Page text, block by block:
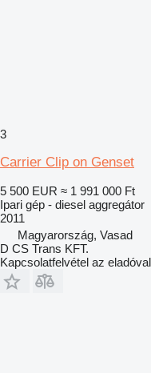
3
Carrier Clip on Genset
5 500 EUR ≈ 1 991 000 Ft
Ipari gép - diesel aggregátor
2011
Magyarország, Vasad
D CS Trans KFT.
Kapcsolatfelvétel az eladóval